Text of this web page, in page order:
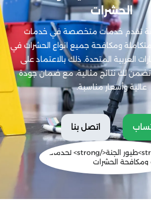
الحشرات
تقدم خدمات متخصصة في خدمات
ومكافحة جميع انواع الحشرات في
العربية المتحدة. ذلك بالاعتماد على
لك نتائج مثالية، مع ضمان جودة
عالية وأسعار مناسبة.
اتصل بنا